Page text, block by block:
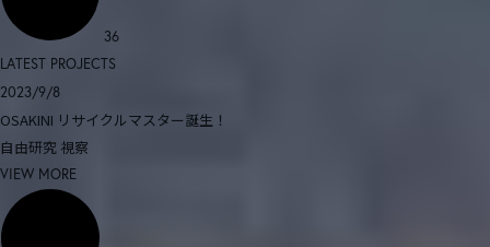
36
LATEST PROJECTS
2023/9/8
OSAKINI リサイクルマスター誕生！
自由研究 視察
VIEW MORE